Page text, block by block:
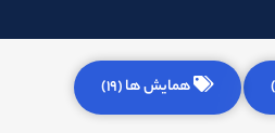
همایش ها (19)